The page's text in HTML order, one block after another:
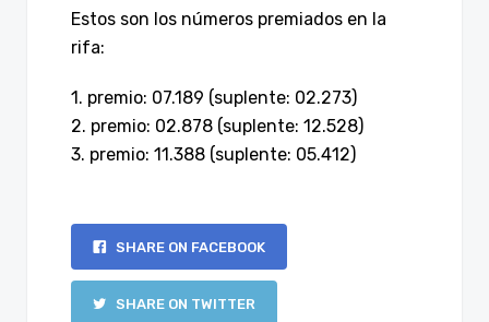
Estos son los números premiados en la
rifa:
1. premio: 07.189 (suplente: 02.273)
2. premio: 02.878 (suplente: 12.528)
3. premio: 11.388 (suplente: 05.412)
SHARE ON FACEBOOK
SHARE ON TWITTER